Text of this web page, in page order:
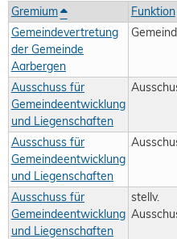
Gremium Funktion
Gemeindevertretung
der Gemeinde
Aarbergen
Ausschuss für
Gemeindeentwicklung
und Liegenschaften
Ausschuss für
Gemeindeentwicklung
und Liegenschaften
Ausschuss für
Gemeindeentwicklung
und Liegenschaften
stellv.